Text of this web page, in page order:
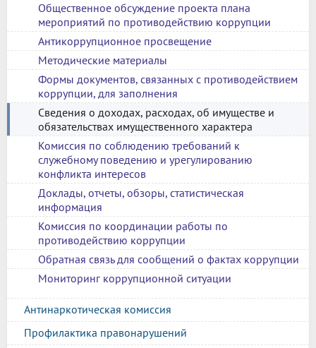
Общественное обсуждение проекта плана
мероприятий по противодействию коррупции
Антикоррупционное просвещение
Методические материалы
Формы документов, связанных с противодействием
коррупции, для заполнения
Сведения о доходах, расходах, об имуществе и
обязательствах имущественного характера
Комиссия по соблюдению требований к
служебному поведению и урегулированию
конфликта интересов
Доклады, отчеты, обзоры, статистическая
информация
Комиссия по координации работы по
противодействию коррупции
Обратная связь для сообщений о фактах коррупции
Мониторинг коррупционной ситуации
Антинаркотическая комиссия
Профилактика правонарушений